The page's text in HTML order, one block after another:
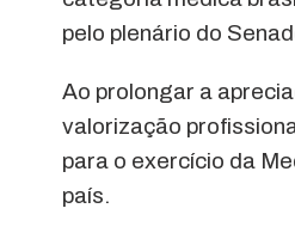
pelo plenário do
Ao prolongar a
valorização
para o exercício da
país.